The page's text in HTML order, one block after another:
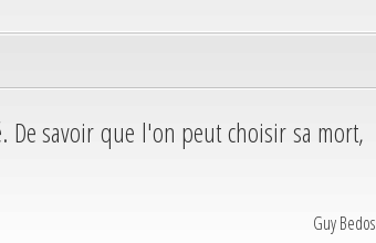
savoir que l'on peut choisir sa mort,
Guy Bedos